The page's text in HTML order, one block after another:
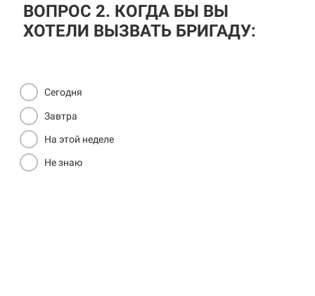
ВОПРОС 2. КОГДА БЫ ВЫ
ХОТЕЛИ ВЫЗВАТЬ БРИГАДУ:
Сегодня
Завтра
На этой неделе
Не знаю